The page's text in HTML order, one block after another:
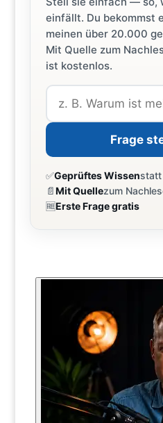
einfällt. Du bekommst
meinen über 20.000
Mit Quelle zum
ist kostenlos.
Frage
✅Geprüftes Wissenstatt
📄Mit Quellezum
🆓Erste Frage gratis